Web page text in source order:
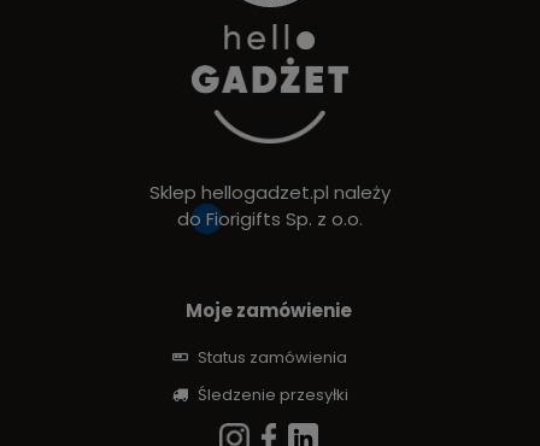
Sklep hellogadzet.pl należy
do Fiorigifts Sp. z o.o.
Moje zamówienie
Status zamówienia
Śledzenie przesyłki